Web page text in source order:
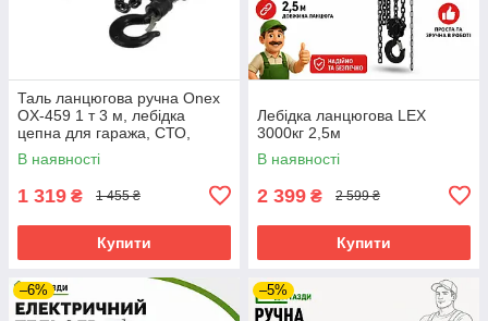
Таль ланцюгова ручна Onex
OX-459 1 т 3 м, лебідка
цепна для гаража, СТО,
підйому двигуна
В наявності
1 319 ₴ 1 455 ₴
Купити
Лебідка ланцюгова LEX
3000кг 2,5м
В наявності
2 399 ₴ 2 599 ₴
Купити
–6% –5%